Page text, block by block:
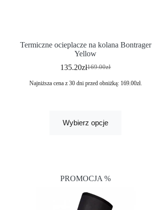
Termiczne ocieplacze na kolana Bontrager
Yellow
169.00zł
135.20zł
Najniższa cena z 30 dni przed obniżką: 169.00zł.
Wybierz opcje
PROMOCJA %